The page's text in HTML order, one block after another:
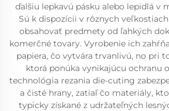
ďalšiu lepkavú pásku alebo lepidlá v
Sú k dispozícii v rôznych
obsahovať predmety od ľahkých
komerčné tovary. Vyrobenie ich
papiera, čo vytvára trvanlivú, no pri
ktorá ponúka vynikajúcu ochranu
technológia rezania die-cuting
a čisté hrany, zatiaľ čo materiály,
typicky získané z udržateľných